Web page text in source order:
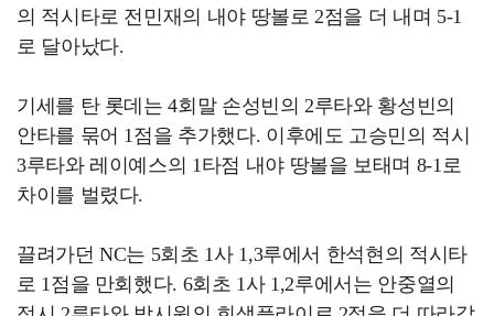
의 적시타로 전민재의 내야 땅볼로 2점을 더 내며 5-1
로 달아났다.
기세를 탄 롯데는 4회말 손성빈의 2루타와 황성빈의
안타를 묶어 1점을 추가했다. 이후에도 고승민의 적시
3루타와 레이예스의 1타점 내야 땅볼을 보태며 8-1로
차이를 벌렸다.
끌려가던 NC는 5회초 1사 1,3루에서 한석현의 적시타
로 1점을 만회했다. 6회초 1사 1,2루에서는 안중열의